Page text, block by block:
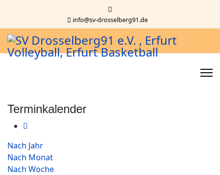
info@sv-drosselberg91.de
Terminkalender
Nach Jahr
Nach Monat
Nach Woche